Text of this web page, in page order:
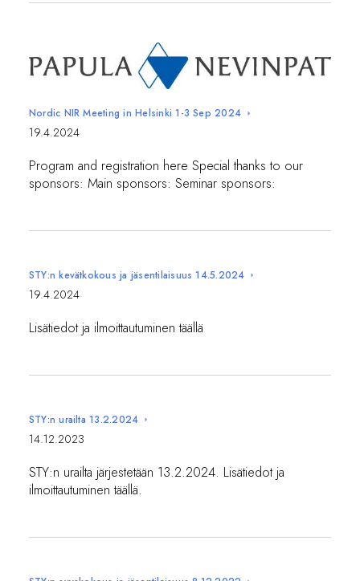
Nordic NIR Meeting in Helsinki 1-3 Sep 2024
19.4.2024
Program and registration here Special thanks to our
sponsors: Main sponsors: Seminar sponsors:
STY:n kevätkokous ja jäsentilaisuus 14.5.2024
19.4.2024
Lisätiedot ja ilmoittautuminen täällä
STY:n urailta 13.2.2024
14.12.2023
STY:n urailta järjestetään 13.2.2024. Lisätiedot ja
ilmoittautuminen täällä⁠⁠⁠⁠⁠⁠⁠.